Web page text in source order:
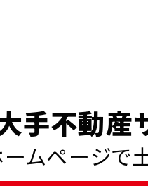
手不動産
ムページで